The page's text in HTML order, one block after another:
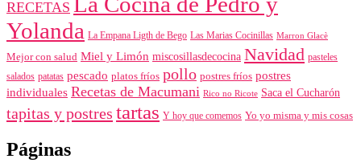
RECETAS
Yolanda La Empana Ligth de Bego Las Marias Cocinillas Marron Glacè
Mejor con salud Miel y Limón miscosillasdecocina Navidad pasteles
salados patatas pescado platos fríos pollo postres fríos postres
individuales Recetas de Macumani Rico no Ricote Saca el Cucharón
tapitas y postres tartas Y hoy que comemos Yo yo misma y mis cosas
Páginas